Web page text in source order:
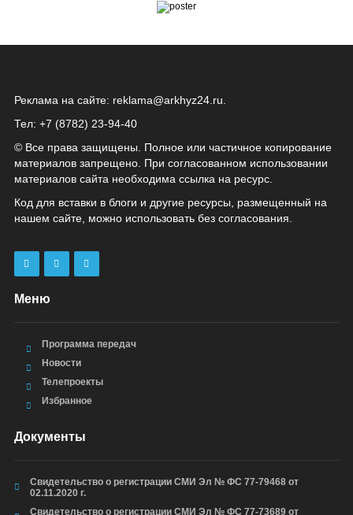
Реклама на сайте: reklama@arkhyz24.ru
Тел: +7 (8782) 23‑94‑40
© Все права защищены. Полное или частичное копирование
материалов запрещено. При согласованном использовании
материалов сайта необходима ссылка на ресурс.
Код для вставки в блоги и другие ресурсы, размещенный на
нашем сайте, можно использовать без согласования.
Меню
Программа передач
Новости
Телепроекты
Избранное
Документы
Свидетельство о регистрации СМИ Эл № ФС 77-79468 от
02.11.2020 г.
Свидетельство о регистрации СМИ Эл № ФС 77-73689 от